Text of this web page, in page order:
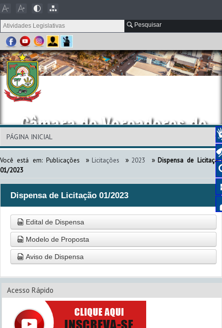
Pesquisar
Câmara de Vereadores de
Campos Novos
Você está em: Publicações » Licitações » 2023 » Dispensa de Licitação
01/2023
Dispensa de Licitação 01/2023
Edital de Dispensa
Modelo de Proposta
Aviso de Dispensa
Acesso Rápido